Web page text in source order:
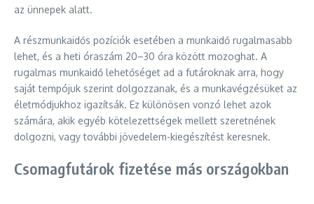
az ünnepek alatt.
A részmunkaidős pozíciók esetében a munkaidő rugalmasabb
lehet, és a heti óraszám 20–30 óra között mozoghat. A
rugalmas munkaidő lehetőséget ad a futároknak arra, hogy
saját tempójuk szerint dolgozzanak, és a munkavégzésüket az
életmódjukhoz igazítsák. Ez különösen vonzó lehet azok
számára, akik egyéb kötelezettségek mellett szeretnének
dolgozni, vagy további jövedelem-kiegészítést keresnek.
Csomagfutárok fizetése más országokban